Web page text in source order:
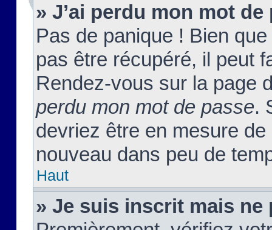
» J’ai perdu mon mot de
Pas de panique ! Bien
pas être récupéré, il peut
Rendez-vous sur la page
perdu mon mot de passe.
devriez être en mesure
nouveau dans peu de
Haut
» Je suis inscrit mais ne